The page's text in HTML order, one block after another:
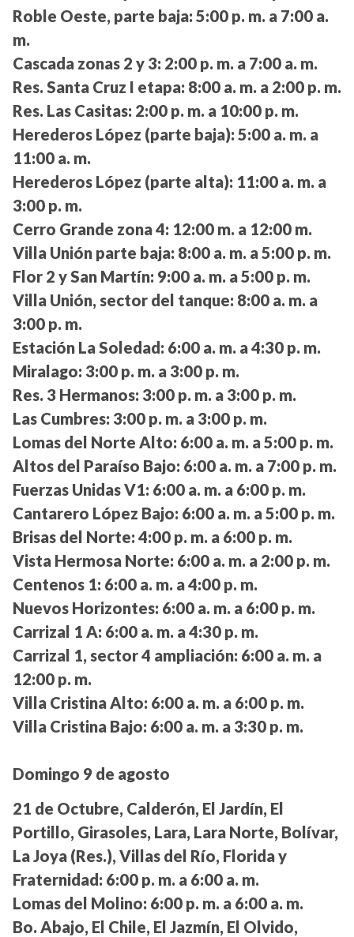
Roble Oeste, parte baja: 5:00 p. m. a 7:00 a.
m.
Cascada zonas 2 y 3: 2:00 p. m. a 7:00 a. m.
Res. Santa Cruz I etapa: 8:00 a. m. a 2:00 p. m.
Res. Las Casitas: 2:00 p. m. a 10:00 p. m.
Herederos López (parte baja): 5:00 a. m. a
11:00 a. m.
Herederos López (parte alta): 11:00 a. m. a
3:00 p. m.
Cerro Grande zona 4: 12:00 m. a 12:00 m.
Villa Unión parte baja: 8:00 a. m. a 5:00 p. m.
Flor 2 y San Martín: 9:00 a. m. a 5:00 p. m.
Villa Unión, sector del tanque: 8:00 a. m. a
3:00 p. m.
Estación La Soledad: 6:00 a. m. a 4:30 p. m.
Miralago: 3:00 p. m. a 3:00 p. m.
Res. 3 Hermanos: 3:00 p. m. a 3:00 p. m.
Las Cumbres: 3:00 p. m. a 3:00 p. m.
Lomas del Norte Alto: 6:00 a. m. a 5:00 p. m.
Altos del Paraíso Bajo: 6:00 a. m. a 7:00 p. m.
Fuerzas Unidas V1: 6:00 a. m. a 6:00 p. m.
Cantarero López Bajo: 6:00 a. m. a 5:00 p. m.
Brisas del Norte: 4:00 p. m. a 6:00 p. m.
Vista Hermosa Norte: 6:00 a. m. a 2:00 p. m.
Centenos 1: 6:00 a. m. a 4:00 p. m.
Nuevos Horizontes: 6:00 a. m. a 6:00 p. m.
Carrizal 1 A: 6:00 a. m. a 4:30 p. m.
Carrizal 1, sector 4 ampliación: 6:00 a. m. a
12:00 p. m.
Villa Cristina Alto: 6:00 a. m. a 6:00 p. m.
Villa Cristina Bajo: 6:00 a. m. a 3:30 p. m.
Domingo 9 de agosto
21 de Octubre, Calderón, El Jardín, El
Portillo, Girasoles, Lara, Lara Norte, Bolívar,
La Joya (Res.), Villas del Río, Florida y
Fraternidad: 6:00 p. m. a 6:00 a. m.
Lomas del Molino: 6:00 p. m. a 6:00 a. m.
Bo. Abajo, El Chile, El Jazmín, El Olvido,